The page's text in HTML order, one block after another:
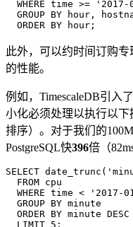
  ORDER BY hour;
此外，可以约时间订购专
的性能。
例如，TimescaleDB引入
小化必须处理以执行以
排序）。对于我们的
PostgreSQL快396倍（
  LIMIT 5;